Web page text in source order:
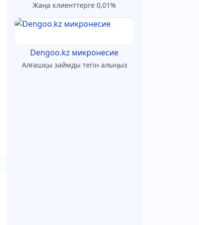
Жаңа клиенттерге 0,01%
Dengoo.kz микронесие
Алғашқы займды тегін алыңыз